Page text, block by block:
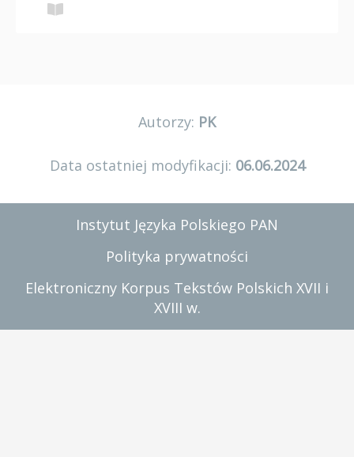
Autorzy: PK
Data ostatniej modyfikacji: 06.06.2024
Instytut Języka Polskiego PAN
Polityka prywatności
Elektroniczny Korpus Tekstów Polskich XVII i
XVIII w.